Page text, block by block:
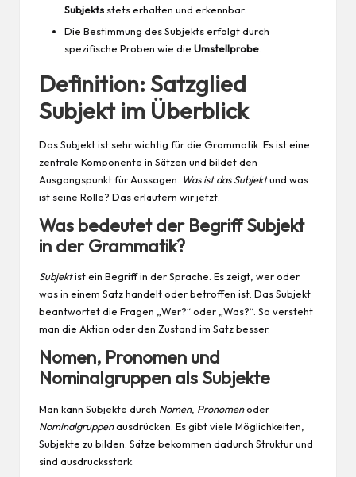
Subjekts stets erhalten und erkennbar.
Die Bestimmung des Subjekts erfolgt durch
spezifische Proben wie die Umstellprobe.
Definition: Satzglied
Subjekt im Überblick
Das Subjekt ist sehr wichtig für die Grammatik. Es ist eine
zentrale Komponente in Sätzen und bildet den
Ausgangspunkt für Aussagen. Was ist das Subjektund was
ist seine Rolle? Das erläutern wir jetzt.
Was bedeutet der Begriff Subjekt
in der Grammatik?
Subjektist ein Begriff in derSprache. Es zeigt, wer oder
was in einem Satz handelt oder betroffen ist. Das Subjekt
beantwortet die Fragen „Wer?“ oder „Was?“. So versteht
man die Aktion oder den Zustand im Satz besser.
Nomen, Pronomen und
Nominalgruppen als Subjekte
Man kann Subjekte durch Nomen, Pronomenoder
Nominalgruppenausdrücken. Es gibt viele Möglichkeiten,
Subjekte zu bilden. Sätze bekommen dadurch Struktur und
sind ausdrucksstark.